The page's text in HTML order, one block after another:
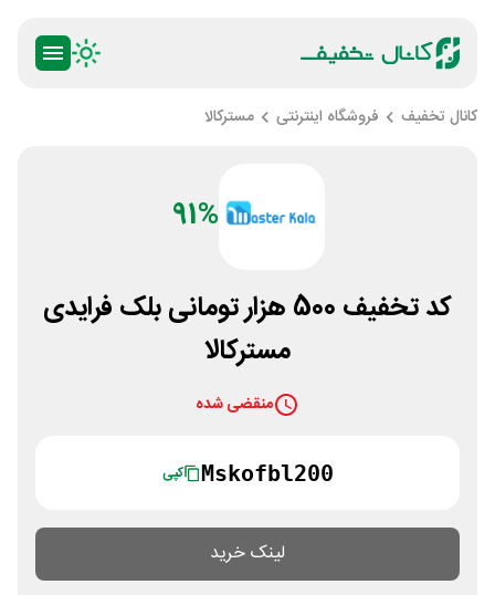
کانال تخفیف فروشگاه اینترنتی مسترکالا
91%
کد تخفیف 500 هزار تومانی بلک فرایدی
مسترکالا
منقضی شده
Mskofbl200 کپی
لینک خرید